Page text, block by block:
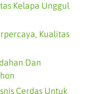
Kelapa Unggul
Kualitas
Dan
Cerdas Untuk